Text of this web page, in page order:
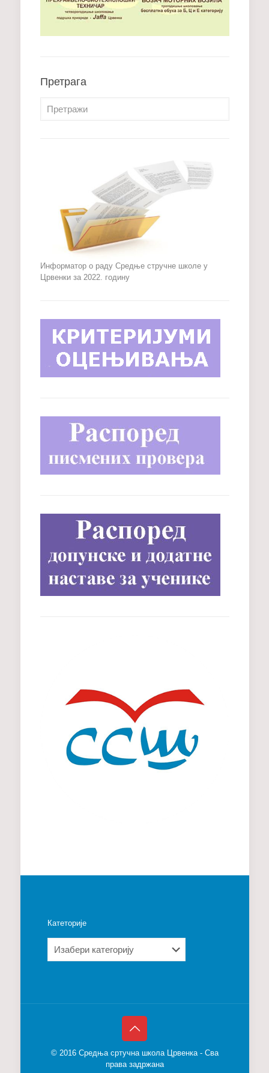
Претрага
Информатор о раду Средње стручне школе у
Црвенки за 2022. годину
Катеторије
© 2016 Средња сртучна школа Црвенка - Сва
права задржана